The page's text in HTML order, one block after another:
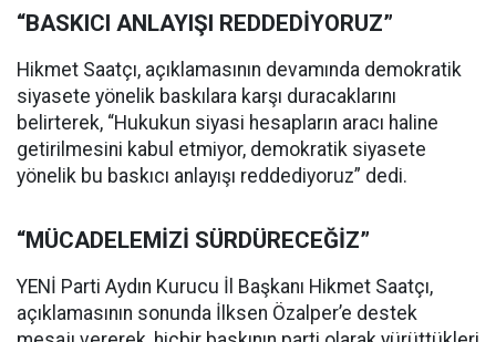
“BASKICI ANLAYIŞI REDDEDİYORUZ”
Hikmet Saatçı, açıklamasının devamında demokratik
siyasete yönelik baskılara karşı duracaklarını
belirterek, “Hukukun siyasi hesapların aracı haline
getirilmesini kabul etmiyor, demokratik siyasete
yönelik bu baskıcı anlayışı reddediyoruz” dedi.
“MÜCADELEMİZİ SÜRDÜRECEĞİZ”
YENİ Parti Aydın Kurucu İl Başkanı Hikmet Saatçı,
açıklamasının sonunda İlksen Özalper’e destek